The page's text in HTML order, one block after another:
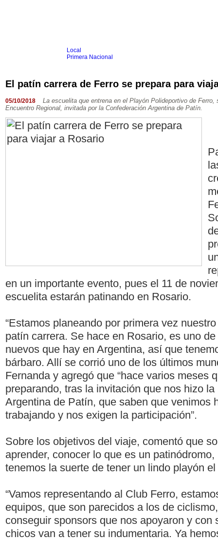
Local
Primera Nacional
Agrario
Boxeo
Ciclismo
Gim. Artística
Duatlón-Triatlón
Golf
El patín carrera de Ferro se prepara para
05/10/2018
La escuelita que entrena en el Playón Polideportivo de Ferro,
Encuentro Regional, invitada por la Confederación Argentina de Patín.
en un importante evento, pues el 11 de
escuelita estarán patinando en Rosario.
“Estamos planeando por primera vez
patín carrera. Se hace en Rosario, es uno
nuevos que hay en Argentina, así que
bárbaro. Allí se corrió uno de los últimos
Fernanda y agregó que “hace varios meses
preparando, tras la invitación que nos hizo
Argentina de Patín, que saben que venimos
trabajando y nos exigen la participación”.
Sobre los objetivos del viaje, comentó que
aprender, conocer lo que es un
tenemos la suerte de tener un lindo playón
“Vamos representando al Club Ferro,
equipos, que son parecidos a los de
conseguir sponsors que nos apoyaron y con
chicos van a tener su indumentaria. Ya